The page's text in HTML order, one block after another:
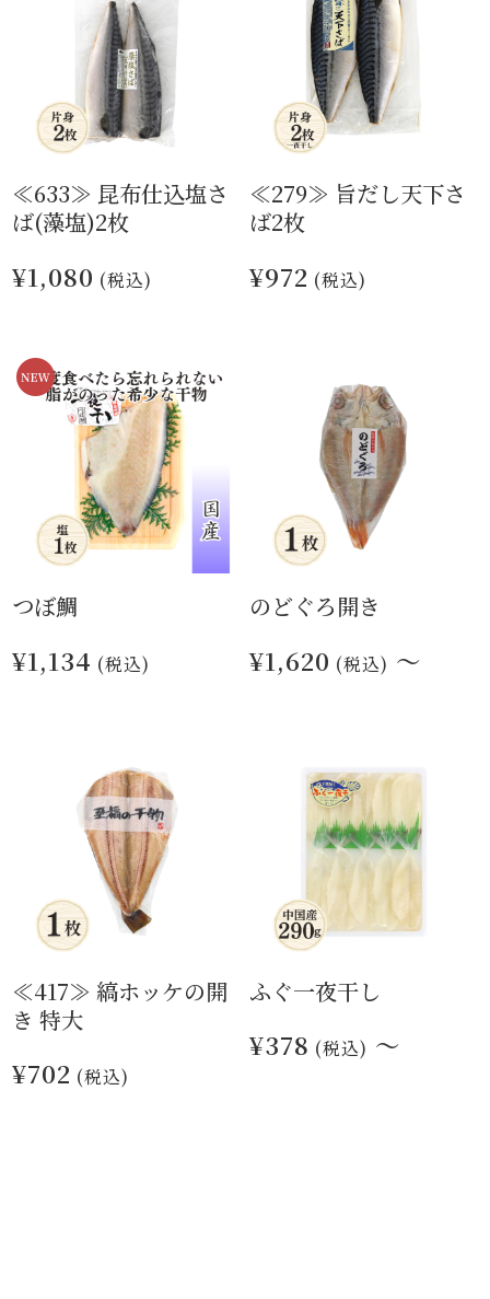
≪633≫ 昆布仕込塩さ
ば(藻塩)2枚
¥1,080 (税込)
≪279≫ 旨だし天下さ
ば2枚
¥972 (税込)
つぼ鯛
¥1,134 (税込)
のどぐろ開き
¥1,620 (税込) ～
≪417≫ 縞ホッケの開
き 特大
¥702 (税込)
ふぐ一夜干し
¥378 (税込) ～